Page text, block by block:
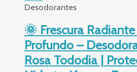
Desodorantes
🌞 Frescura
Profundo –
Rosa Tododia |